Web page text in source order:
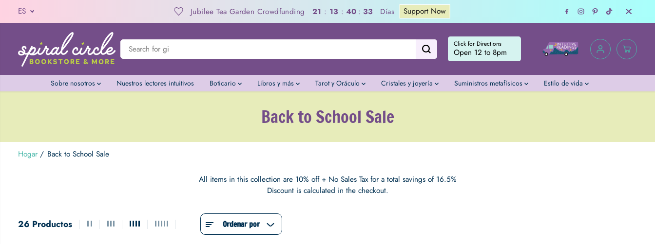
SALTAR AL
CONTENIDO
ES
Discount Jubilee Tea Garden Crowdfunding 21 : 13 : 40 : 31 Días Support Now Consult with an
Click for Directions
Open 12 to 8pm
Sobre nosotros Nuestros lectores intuitivos Boticario Libros y más Tarot y Oráculo Cristales y joyería Suministros metafísicos Estilo de vida
Back to School Sale
Hogar Back to School Sale
All items in this collection are 10% off + No Sales Tax for a total savings of 16.5%
Discount is calculated in the checkout.
26 Productos Ordenar por